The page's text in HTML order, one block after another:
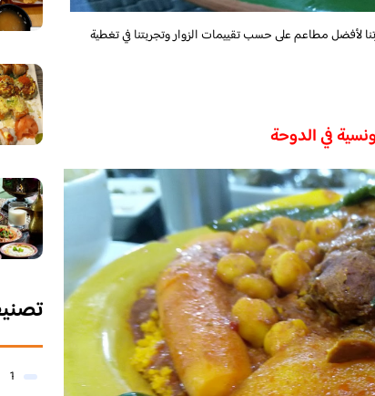
لأفضل مطاعم على حسب تقييمات الزوار وتجربتنا في تغطية
1